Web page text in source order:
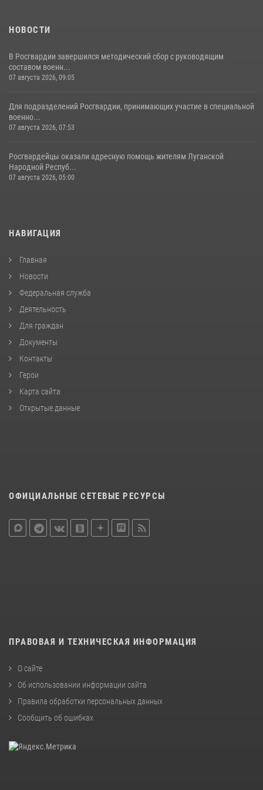
НОВОСТИ
В Росгвардии завершился методический сбор с руководящим
составом военн...
07 августа 2026, 09:05
Для подразделений Росгвардии, принимающих участие в специальной
военно...
07 августа 2026, 07:53
Росгвардейцы оказали адресную помощь жителям Луганской
Народной Респуб...
07 августа 2026, 05:00
НАВИГАЦИЯ
Главная
Новости
Федеральная служба
Деятельность
Для граждан
Документы
Контакты
Герои
Карта сайта
Открытые данные
ОФИЦИАЛЬНЫЕ СЕТЕВЫЕ РЕСУРСЫ
ПРАВОВАЯ И ТЕХНИЧЕСКАЯ ИНФОРМАЦИЯ
О сайте
Об использовании информации сайта
Правила обработки персональных данных
Сообщить об ошибках